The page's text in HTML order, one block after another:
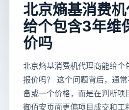
北京熵基消费
给个包含3年维
价吗
北京熵基消费机代理商能给个
报价吗？ 这个问题背后，通
备或一个价格，而是在判断项
御佰安页面更偏项目成交和工